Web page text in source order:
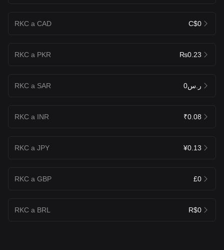
RKC a CAD C$0
RKC a PKR ₨0.23
RKC a SAR ر.س0
RKC a INR ₹0.08
RKC a JPY ¥0.13
RKC a GBP £0
RKC a BRL R$0